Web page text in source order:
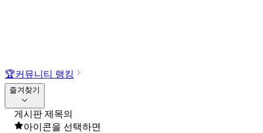
🏆커뮤니티 랭킹
즐겨찾기
게시판 제목의
아이콘을 선택하면